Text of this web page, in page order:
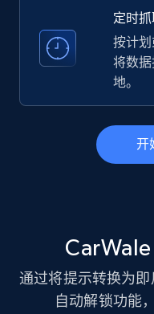
verified, and more.
22.4K+
Instagram -
information by
22.4K+
定时
按计划
将数
地。
开
通过将提示转换为
自动解锁功能